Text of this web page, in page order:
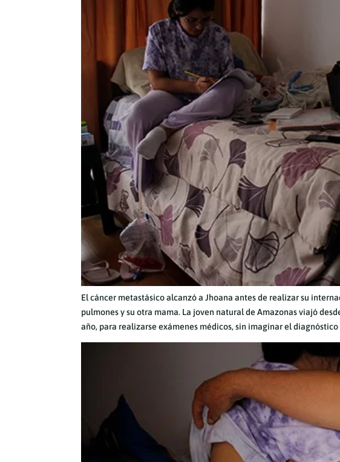
El cáncer metastásico alcanzó a Jhoana antes de realizar su
pulmones y su otra mama. La joven natural de Amazonas viajó
año, para realizarse exámenes médicos, sin imaginar el